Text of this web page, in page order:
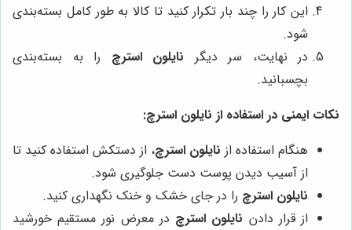
این کار را چند بار تکرار کنید تا کالا به طور کامل بسته‌بندی
شود.
در نهایت، سر دیگر نایلون استرچ را به بسته‌بندی
بچسبانید.
نکات ایمنی در استفاده از نایلون استرچ:
هنگام استفاده از نایلون استرچ، از دستکش استفاده کنید تا
از آسیب دیدن پوست دست جلوگیری شود.
نایلون استرچ را در جای خشک و خنک نگهداری کنید.
از قرار دادن نایلون استرچ در معرض نور مستقیم خورشید